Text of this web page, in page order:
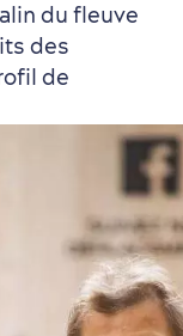
du fleuve
des
de